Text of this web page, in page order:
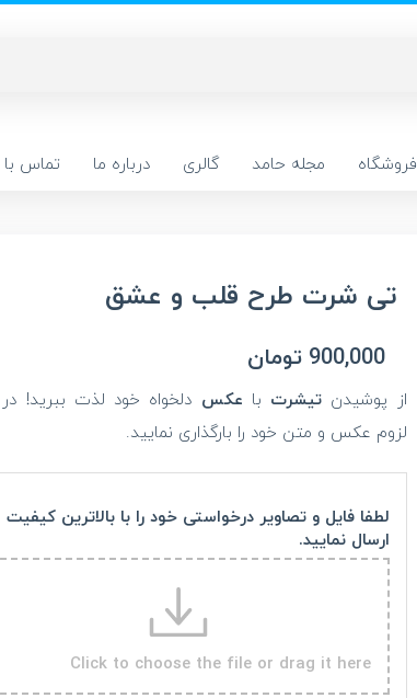
فروشگاه مجله حامد گالری درباره ما تماس با
تی شرت طرح قلب و عشق
900,000 تومان
از پوشیدن تیشرت با عکس دلخواه خود لذت ببرید!
لزوم عکس و متن خود را بارگذاری نمایید.
لطفا فایل و تصاویر درخواستی خود را با بالاترین کیفیت
ارسال نمایید.
Click to choose the file or drag it here